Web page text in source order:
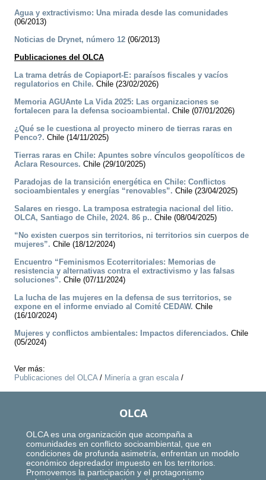
Agua y extractivismo: Una mirada desde las comunidades
(06/2013)
Noticias de Drynet, número 12 (06/2013)
Publicaciones del OLCA
La trama detrás de Copiaport-E: paraísos fiscales y vacíos
regulatorios en Chile. Chile (23/02/2026)
Memoria AGUAnte La Vida 2025: Las organizaciones se
fortalecen para la defensa socioambiental. Chile (07/01/2026)
¿Qué se le cuestiona al proyecto minero de tierras raras en
Penco?. Chile (14/11/2025)
Tierras raras en Chile: Apuntes sobre vínculos geopolíticos de
Aclara Resources. Chile (29/10/2025)
Paradojas de la transición energética en Chile: Conflictos
socioambientales y energías “renovables”. Chile (23/04/2025)
Salares en riesgo. La tramposa estrategia nacional del litio.
OLCA, Santiago de Chile, 2024. 86 p.. Chile (08/04/2025)
“No existen cuerpos sin territorios, ni territorios sin cuerpos de
mujeres”. Chile (18/12/2024)
Encuentro “Feminismos Ecoterritoriales: Memorias de
resistencia y alternativas contra el extractivismo y las falsas
soluciones”. Chile (07/11/2024)
La lucha de las mujeres en la defensa de sus territorios, se
expone en el informe enviado al Comité CEDAW. Chile
(16/10/2024)
Mujeres y conflictos ambientales: Impactos diferenciados. Chile
(05/2024)
Ver más:
Publicaciones del OLCA/ Minería a gran escala/
OLCA
OLCA es una organización que acompaña a
comunidades en conflicto socioambiental, que en
condiciones de profunda asimetría, enfrentan un modelo
económico depredador impuesto en los territorios.
Promovemos la participación y el protagonismo